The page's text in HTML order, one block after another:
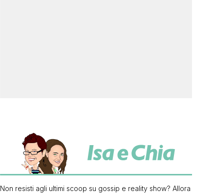
Non resisti agli ultimi scoop su gossip e reality show? Allora